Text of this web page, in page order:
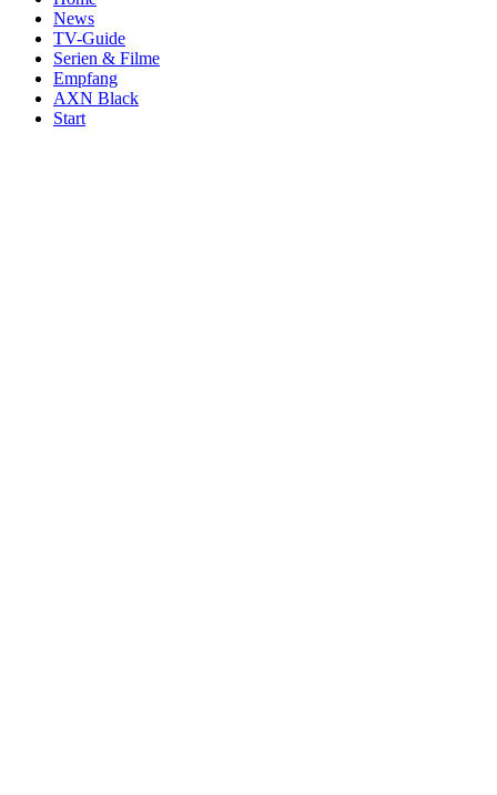
News
TV-Guide
Serien & Filme
Empfang
AXN Black
Start